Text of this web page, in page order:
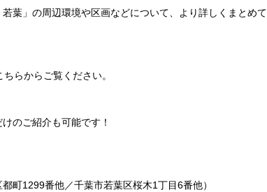
葉」の周辺環境や区画などについて、より詳しくまとめて
らからご覧ください。
のご紹介も可能です！
町1299番他／千葉市若葉区桜木1丁目6番他）